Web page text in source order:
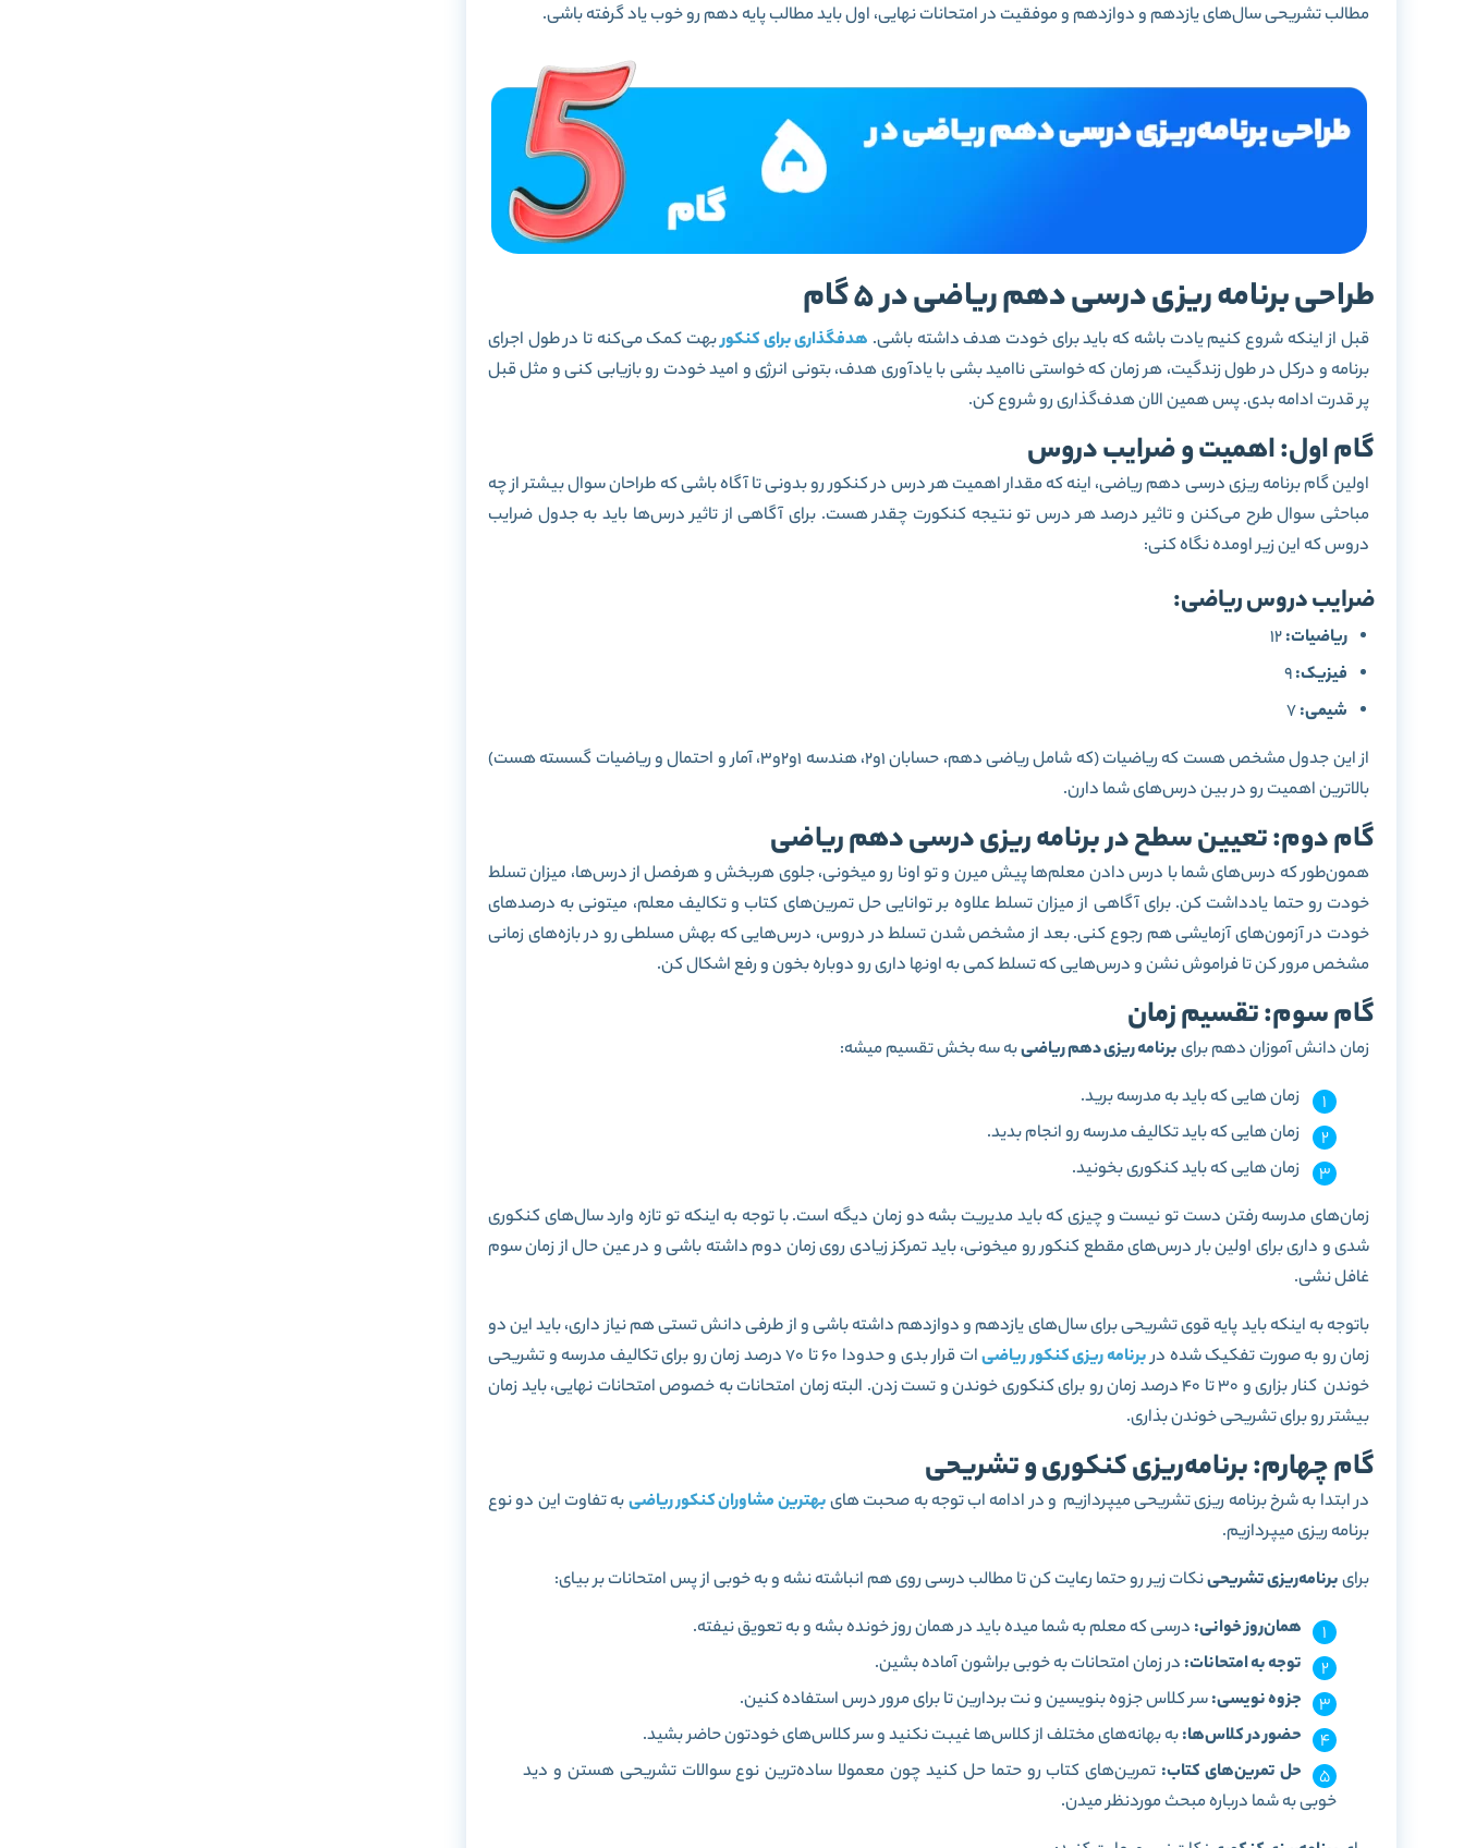
مطالب تشریحی سال‌های یازدهم و دوازدهم و موفقیت در امتحانات نهایی، اول باید مطالب پایه دهم رو خوب یاد گرفته باشی.
طراحی برنامه ریزی درسی دهم ریاضی در 5 گام
قبل از اینکه شروع کنیم یادت باشه که باید برای خودت هدف داشته باشی. هدفگذاری برای کنکوربهت کمک می‌کنه تا در طول اجرای
برنامه و درکل در طول زندگیت، هر زمان که خواستی ناامید بشی با یادآوری هدف، بتونی انرژی و امید خودت رو بازیابی کنی و مثل قبل
پر قدرت ادامه بدی. پس همین الان هدف‌گذاری رو شروع کن.
گام اول: اهمیت و ضرایب دروس
اولین گام برنامه‌ ریزی درسی دهم ریاضی، اینه که مقدار اهمیت هر درس در کنکور رو بدونی تا آگاه باشی که طراحان سوال بیشتر از چه
مباحثی سوال طرح می‌کنن و تاثیر درصد هر درس تو نتیجه کنکورت چقدر هست. برای آگاهی از تاثیر درس‌ها باید به جدول ضرایب
دروس که این زیر اومده نگاه کنی:
ضرایب دروس ریاضی:
ریاضیات:
فیزیک:
شیمی:
از این جدول مشخص هست که ریاضیات (که شامل ریاضی دهم، حسابان 1و2، هندسه 1و2و3، آمار و احتمال و ریاضیات گسسته هست)
بالاترین اهمیت رو در بین درس‌های شما دارن.
گام دوم: تعیین سطح در برنامه ریزی درسی دهم ریاضی
همون‌طور که درس‌های شما با درس دادن معلم‌ها پیش میرن و تو اونا رو میخونی، جلوی هربخش و هرفصل از درس‌ها، میزان تسلط
خودت رو حتما یادداشت کن. برای آگاهی از میزان تسلط علاوه بر توانایی حل تمرین‌های کتاب و تکالیف معلم، میتونی به درصد‌های
خودت در آزمون‌های آزمایشی هم رجوع کنی. بعد از مشخص شدن تسلط در دروس، درس‌هایی که بهش مسلطی رو در بازه‌های زمانی
مشخص مرور کن تا فراموش نشن و درس‌هایی که تسلط کمی به اونها داری رو دوباره بخون و رفع اشکال کن.
گام سوم: تقسیم زمان
زمان‌ دانش آموزان دهم برایبرنامه‌ ریزی دهم ریاضیبه سه بخش تقسیم میشه:
زمان هایی که باید به مدرسه برید.
زمان هایی که باید تکالیف مدرسه رو انجام بدید.
زمان هایی که باید کنکوری بخونید.
زمان‌های مدرسه رفتن دست تو نیست و چیزی که باید مدیریت بشه دو زمان دیگه است. با توجه به اینکه تو تازه وارد سال‌های کنکوری
شدی و داری برای اولین بار درس‌های مقطع کنکور رو میخونی، باید تمرکز زیادی روی زمان دوم داشته باشی و در عین حال از زمان سوم
غافل نشی.
باتوجه به اینکه باید پایه قوی تشریحی برای سال‌های یازدهم و دوازدهم داشته باشی و از طرفی دانش تستی هم نیاز داری، باید این دو
زمان رو به صورت تفکیک شده دربرنامه ریزی کنکور ریاضی
ات قرار بدی و حدودا 60 تا 70 درصد زمان رو برای تکالیف مدرسه و تشریحی
خوندن کنار بزاری و 30 تا 40 درصد زمان رو برای کنکوری خوندن و تست زدن. البته زمان امتحانات به خصوص امتحانات نهایی، باید زمان
بیشتر رو برای تشریحی خوندن بذاری.
گام چهارم: برنامه‌ریزی کنکوری و تشریحی
در ابتدا به شرخ برنامه ریزی تشریحی میپردازیم و در ادامه اب توجه به صحبت هایبهترین مشاوران کنکور ریاضیبه تفاوت این دو نوع
برنامه ریزی میپردازیم.
برایبرنامه‌ریزی تشریحینکات زیر رو حتما رعایت کن تا مطالب درسی روی هم انباشته نشه و به خوبی از پس امتحانات بر بیای:
همان‌روز خوانی: درسی که معلم به شما میده باید در همان روز خونده بشه و به تعویق نیفته.
توجه به امتحانات: در زمان امتحانات به خوبی براشون آماده بشین.
جزوه نویسی:سر کلاس جزوه بنویسین و نت بردارین تا برای مرور درس استفاده کنین‌.
حضور در کلاس‌ها:به بهانه‌های مختلف از کلاس‌ها غیبت نکنید و سر کلاس‌های خودتون حاضر بشید.
حل تمرین‌های کتاب: تمرین‌های کتاب ر‌و حتما حل کنید چون معمولا ساده‌ترین نوع سوالات تشریحی هستن و دید
خوبی به شما درباره مبحث موردنظر میدن.